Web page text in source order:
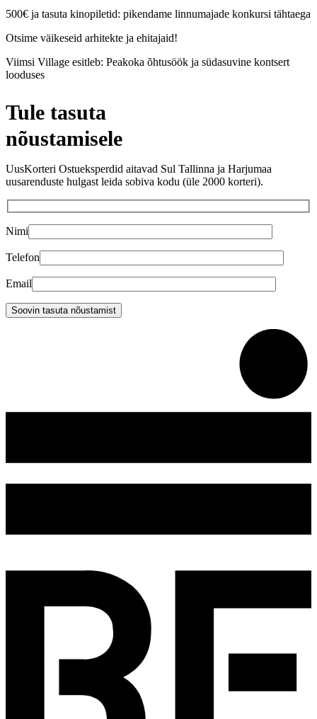
500€ ja tasuta kinopiletid: pikendame linnumajade konkursi tähtaega
Otsime väikeseid arhitekte ja ehitajaid!
Viimsi Village esitleb: Peakoka õhtusöök ja südasuvine kontsert
looduses
Tule tasuta
nõustamisele
UusKorteri Ostueksperdid aitavad Sul Tallinna ja Harjumaa
uusarenduste hulgast leida sobiva kodu (üle 2000 korteri).
Nimi
Telefon
Email